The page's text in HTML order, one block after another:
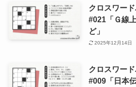
クロスワー
#021「Ｇ線
ど」
2025年12月14日
クロスワー
#009「日本